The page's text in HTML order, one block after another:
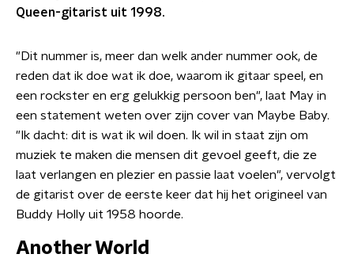
Queen-gitarist uit 1998.
"Dit nummer is, meer dan welk ander nummer ook, de
reden dat ik doe wat ik doe, waarom ik gitaar speel, en
een rockster en erg gelukkig persoon ben", laat May in
een statement weten over zijn cover van Maybe Baby.
"Ik dacht: dit is wat ik wil doen. Ik wil in staat zijn om
muziek te maken die mensen dit gevoel geeft, die ze
laat verlangen en plezier en passie laat voelen", vervolgt
de gitarist over de eerste keer dat hij het origineel van
Buddy Holly uit 1958 hoorde.
Another World